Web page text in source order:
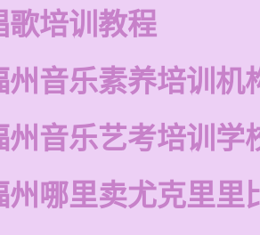
歌培训教程
州音乐素养培训机
州音乐艺考培训学
州哪里卖尤克里里